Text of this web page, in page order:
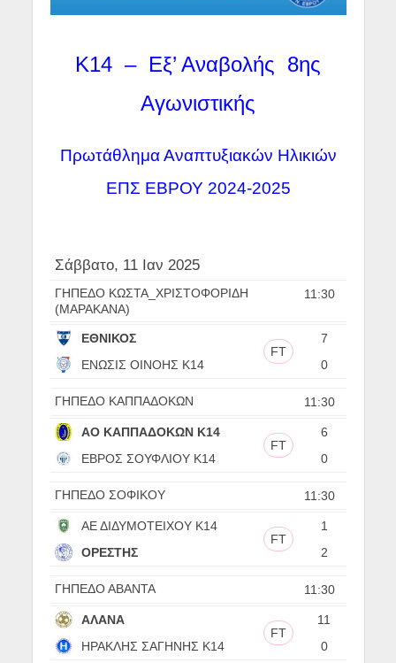
Κ14 – Εξ’ Αναβολής 8ης
Αγωνιστικής
Πρωτάθλημα Αναπτυξιακών Ηλικιών
ΕΠΣ ΕΒΡΟΥ 2024-2025
Σάββατο, 11 Ιαν 2025
11:30
ΓΗΠΕΔΟ ΚΩΣΤΑ_ΧΡΙΣΤΟΦΟΡΙΔΗ
(ΜΑΡΑΚΑΝΑ)
ΕΘΝΙΚΟΣ
7
FT
ΕΝΩΣΙΣ ΟΙΝΟΗΣ Κ14
0
11:30
ΓΗΠΕΔΟ ΚΑΠΠΑΔΟΚΩΝ
ΑΟ ΚΑΠΠΑΔΟΚΩΝ Κ14
6
FT
ΕΒΡΟΣ ΣΟΥΦΛΙΟΥ Κ14
0
11:30
ΓΗΠΕΔΟ ΣΟΦΙΚΟΥ
ΑΕ ΔΙΔΥΜΟΤΕΙΧΟΥ Κ14
1
FT
ΟΡΕΣΤΗΣ
2
11:30
ΓΗΠΕΔΟ ΑΒΑΝΤΑ
ΑΛΑΝΑ
11
FT
ΗΡΑΚΛΗΣ ΣΑΓΗΝΗΣ Κ14
0